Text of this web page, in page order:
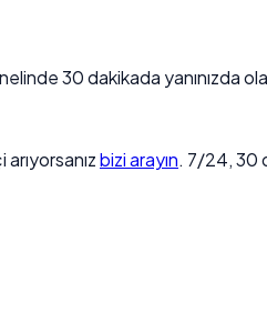
30 dakikada yanınızda
bizi arayın. 7/24, 30